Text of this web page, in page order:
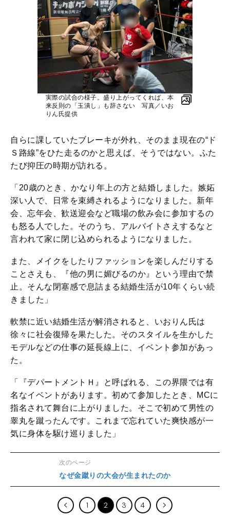
実際の試合の様子。盛り上がってくれば、本
来反則の「玉潰し」も辞さない 写真／いお
りん氏提供
自らに課していたブレーキが外れ、そのまま現在の“ド
Ｓ路線”をひた走るのかと思えば、そうではない。ふた
たび抑圧の時期が訪れる。
「20歳のとき、かなり年上の方と結婚しました。嫉妬
深い人で、日常を束縛されるようになりました。新年
会、忘年会、歓送迎会など職場の飲み会に参加するの
も怒る人でした。そのうち、アルバイトさえするなと
言われて家に閉じ込められるようになりました。
また、メイクをしたりファッションを楽しんだりする
ことさえも、『他の男に媚びるのか』という理由で禁
止。そんな閉塞感で息詰まる結婚生活が10年くらい続
きました」
軟禁に近い結婚生活が解消されると、いおりん氏は
徐々に社会復帰を果たした。そのスタイルを生かした
モデルなどの仕事の延長線上に、イベント参加があっ
た。
「『デパートメントＨ』と呼ばれる、この界隈では有
名なイベントがあります。初めて参加したとき、MCに
指名されて舞台に上がりました。そこで初めて男性の
睾丸を蹴ったんです。これまで忘れていた爽快感が一
気に身体を駆け巡りました」
次のページ
なぜ金蹴りの大会が生まれたのか
1 2 3 4